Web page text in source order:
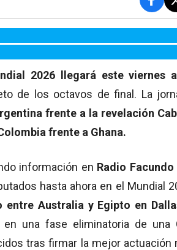
2026 llegará este viernes
de los octavos de final. La
frente a la revelación
frente a Ghana.
información en Radio
hasta ahora en el Mundial
Australia y Egipto en
una fase eliminatoria de una
tras firmar la mejor actuación